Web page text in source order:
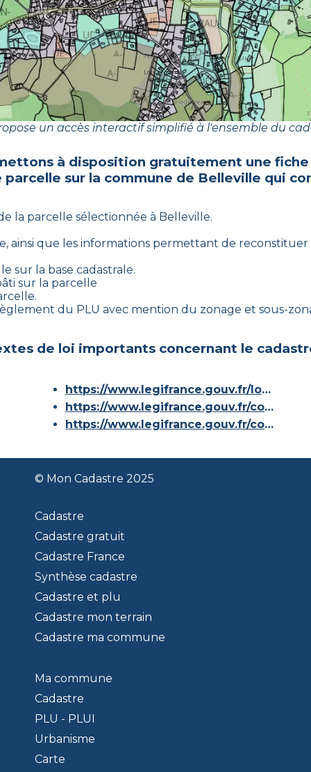
un accès interactif simplifié à l'ensemble du
à disposition gratuitement une
sur la commune de Belleville qui
la parcelle sélectionnée à Belleville.
, ainsi que les informations permettant de reconstituer
sur la base cadastrale.
sur la parcelle
du PLU avec mention du zonage et sous-
de loi importants concernant le
https://www.legifrance.gouv.fr/loda/id/JORFTEXT000000686267/
https://www.legifrance.gouv.fr/codes/article_lc/LEGIARTI000036588629/
https://www.legifrance.gouv.fr/codes/id/LEGISCTA000006180153/
© Mon Cadastre 2025
Cadastre
Cadastre gratuit
Cadastre France
Synthèse cadastre
Cadastre et plu
Cadastre mon terrain
Cadastre ma commune
Ma commune
Cadastre
PLU - PLUI
Urbanisme
Carte